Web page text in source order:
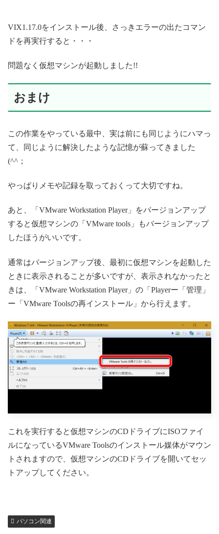
VIX1.17.0をインストール後、さっきエラーの出たコマン
ドを再実行すると・・・
問題なく仮想マシンが起動しました!!
おまけ
この作業をやっている最中、実は前にも同じようにハマっ
て、同じように解決したような記憶が蘇ってきました
(^^；
やっぱりメモや記録を取っておくって大切ですね。
あと、「VMware Workstation Player」をバージョンアップ
すると仮想マシンの「VMware tools」もバージョンアップ
したほうがいいです。
通常はバージョンアップ後、最初に仮想マシンを起動した
ときに表示されることが多いですが、表示されなかったと
きは、「VMware Workstation Player」の「Playerー「管理」
ー「VMware Toolsの再インストール」から行えます。
これを実行すると仮想マシンのCDドライブにISOファイ
ルになっているVMware Toolsのインストール媒体がマウン
トされますので、仮想マシンのCDドライブを開いてセッ
トアップしてください。
パソコン関連